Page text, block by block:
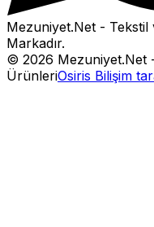
Mezuniyet.Net -
Markadır.
© 2026 Mezuniyet.Net
ÜrünleriOsiris Bilişim